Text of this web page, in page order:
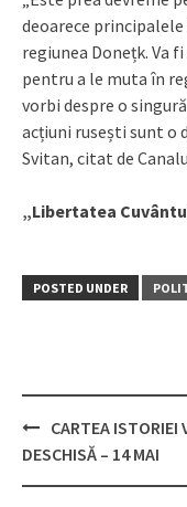
deoarece
regiunea Donețk. Va
pentru a le muta în
vorbi despre o
acțiuni rusești sunt o
Svitan, citat de
„Libertatea
POSTED UNDER
Post
navigation
CARTEA ISTORIEI
DESCHISĂ – 14 MAI